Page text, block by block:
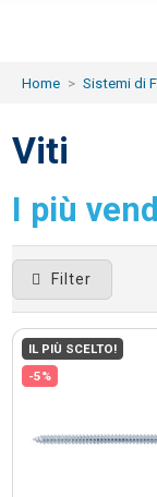
Home Sistemi di
Viti
I più
Filter
IL PIÙ SCELTO!
-5%